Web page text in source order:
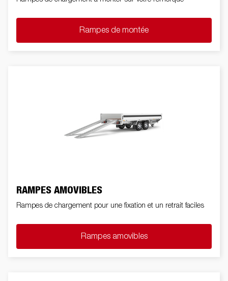
Rampes de montée
RAMPES AMOVIBLES
Rampes de chargement pour une fixation et un retrait faciles
Rampes amovibles